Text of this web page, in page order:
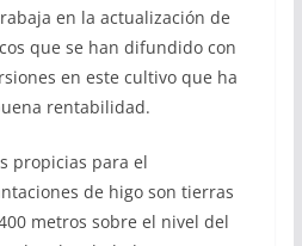
en la actualización de
que se han difundido con
en este cultivo que ha
rentabilidad.
propicias para el
de higo son tierras
metros sobre el nivel del